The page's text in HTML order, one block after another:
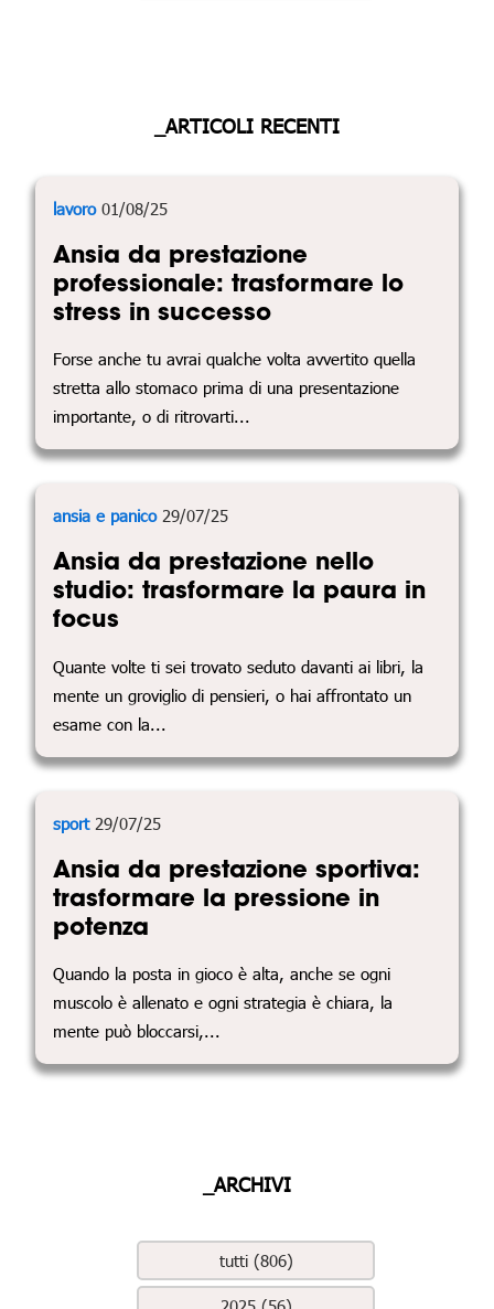
_ARTICOLI RECENTI
lavoro01/08/25
Ansia da prestazione
professionale: trasformare lo
stress in successo
Forse anche tu avrai qualche volta avvertito quella
stretta allo stomaco prima di una presentazione
importante, o di ritrovarti...
ansia e panico29/07/25
Ansia da prestazione nello
studio: trasformare la paura in
focus
Quante volte ti sei trovato seduto davanti ai libri, la
mente un groviglio di pensieri, o hai affrontato un
esame con la...
sport29/07/25
Ansia da prestazione sportiva:
trasformare la pressione in
potenza
Quando la posta in gioco è alta, anche se ogni
muscolo è allenato e ogni strategia è chiara, la
mente può bloccarsi,...
_ARCHIVI
tutti (806)